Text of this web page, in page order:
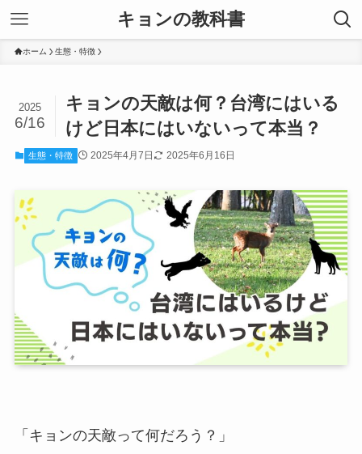
キョンの教科書
ホーム 生態・特徴
キョンの天敵は何？台湾にはいる
けど日本にはいないって本当？
2025
6/16
生態・特徴 2025年4月7日 2025年6月16日
「キョンの天敵って何だろう？」